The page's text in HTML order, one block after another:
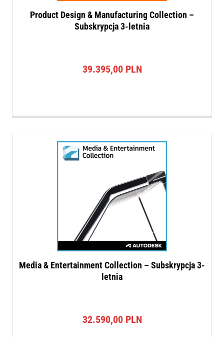
Product Design & Manufacturing Collection –
Subskrypcja 3-letnia
39.395,00 PLN
Media & Entertainment Collection – Subskrypcja 3-
letnia
32.590,00 PLN